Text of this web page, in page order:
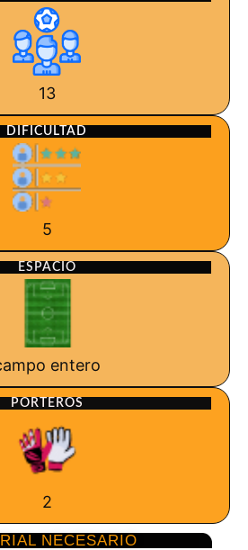
13
DIFICULTAD
5
ESPACIO
entero
PORTEROS
2
NECESARIO